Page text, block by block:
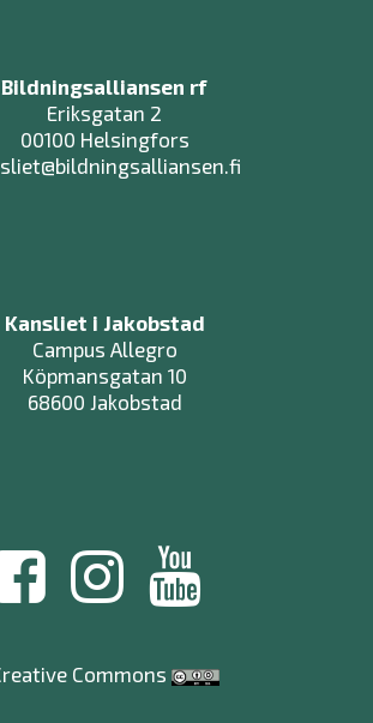
Bildningsalliansen rf
Eriksgatan 2
00100 Helsingfors
Kansliet i Jakobstad
Campus Allegro
Köpmansgatan 10
68600 Jakobstad
Commons